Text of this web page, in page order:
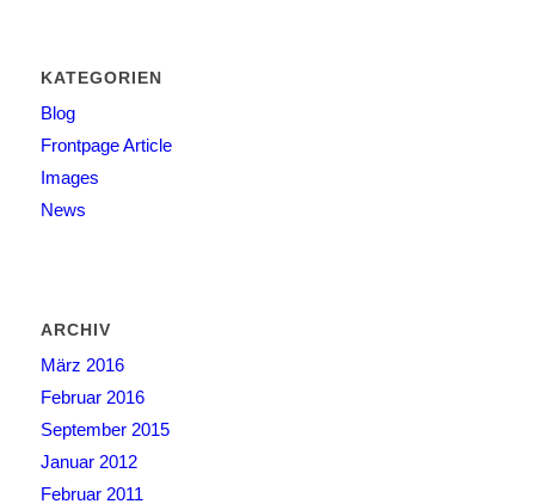
KATEGORIEN
Blog
Frontpage Article
Images
News
ARCHIV
März 2016
Februar 2016
September 2015
Januar 2012
Februar 2011